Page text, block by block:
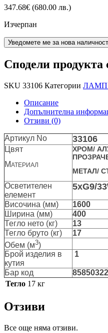
347.68€ (680.00 лв.)
Изчерпан
Уведомете ме за нова
Сподели продукта
SKU 33106 Категории
Описание
Допълнителна
Отзиви (0)
Артикул No 33106
Цвят
МАТЕРИАЛ
ХРОМ/
МЕТАЛ/
Осветителен
елемент
5xG9/
Височина (мм)
1600
Ширина (мм)
400
Тегло нето (кг)
13
Тегло бруто (кг)
17
Обем (м3)
Брой изделия в
кутия
1
Бар код
Тегло 17 кг
Отзиви
Все още няма отзиви.